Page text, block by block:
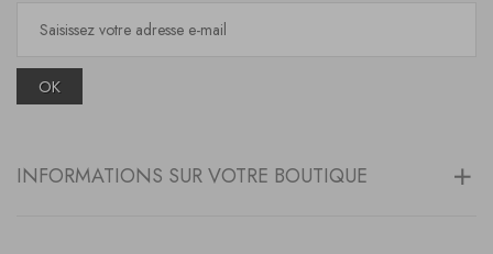
OK
INFORMATIONS SUR VOTRE BOUTIQUE